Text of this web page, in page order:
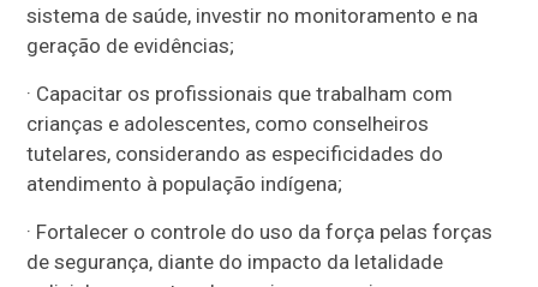
sistema de saúde, investir no monitoramento e na
geração de evidências;
· Capacitar os profissionais que trabalham com
crianças e adolescentes, como conselheiros
tutelares, considerando as especificidades do
atendimento à população indígena;
· Fortalecer o controle do uso da força pelas forças
de segurança, diante do impacto da letalidade